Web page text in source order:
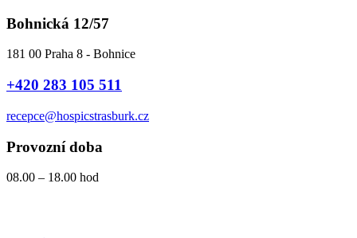
Přejít
obsahu
Bohnická 12/57
181 00 Praha 8 - Bohnice
+420 283 105 511
recepce@hospicstrasburk.cz
Provozní doba
08.00 – 18.00 hod